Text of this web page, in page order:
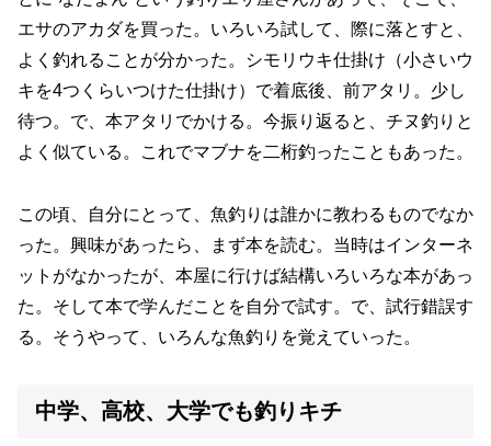
エサのアカダを買った。いろいろ試して、際に落とすと、
よく釣れることが分かった。シモリウキ仕掛け（小さいウ
キを4つくらいつけた仕掛け）で着底後、前アタリ。少し
待つ。で、本アタリでかける。今振り返ると、チヌ釣りと
よく似ている。これでマブナを二桁釣ったこともあった。
この頃、自分にとって、魚釣りは誰かに教わるものでなか
った。興味があったら、まず本を読む。当時はインターネ
ットがなかったが、本屋に行けば結構いろいろな本があっ
た。そして本で学んだことを自分で試す。で、試行錯誤す
る。そうやって、いろんな魚釣りを覚えていった。
中学、高校、大学でも釣りキチ